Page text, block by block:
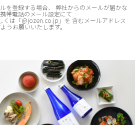
を登録する場合、 弊社からのメールが届かな
帯電話のメール設定にて
くは「@jozen.co.jp」を 含むメールアドレス
うお願いいたします。